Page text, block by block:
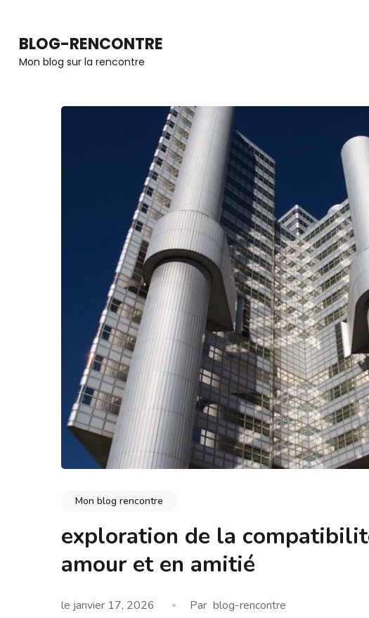
contenu
BLOG-RENCONTRE
Mon blog sur la rencontre
Mon blog rencontre
exploration de la
amour et en amitié
le janvier 17, 2026 Par blog-rencontre